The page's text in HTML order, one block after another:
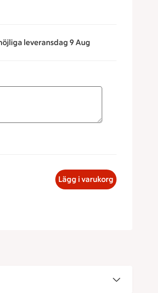
leveransdag 9 Aug
eller öka värdet, eller ange ett värde
75.61 kronor
Lägg i varukorg